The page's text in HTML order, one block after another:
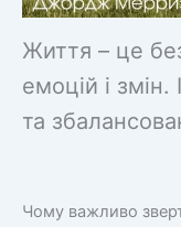
Життя – це
емоцій і змін.
та
Чому важливо